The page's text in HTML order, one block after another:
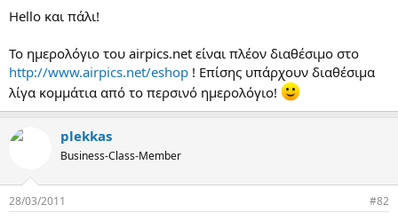
r
e
r
α
η
μ
ι
ο
ρ
γ
α
Hello και πάλι!
Το ημερολόγιο του airpics.net είναι πλέον διαθέσιμο στο
http://www.airpics.net/eshop ! Επίσης υπάρχουν διαθέσιμα
λίγα κομμάτια από το περσινό ημερολόγιο!
plekkas
Business-Class-Member
28/03/2011 #82